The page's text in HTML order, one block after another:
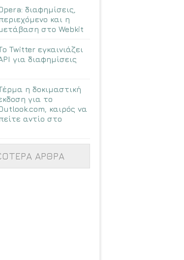
διαφημίσεις,
και η
στο Webkit
Twitter εγκαινιάζει
για διαφημίσεις
η δοκιμαστική
για το
καιρός να
αντίο στο
ΑΡΘΡΑ